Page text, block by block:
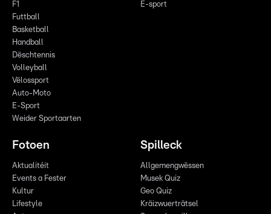
F1
Futtball
Basketball
Handball
Dëschtennis
Volleyball
Vëlossport
Auto-Moto
E-Sport
Weider Sportaarten
E-sport
Fotoen
Aktualitéit
Events a Fester
Kultur
Lifestyle
Spilleck
Allgemengwëssen
Musek Quiz
Geo Quiz
Kräizwuerträtsel